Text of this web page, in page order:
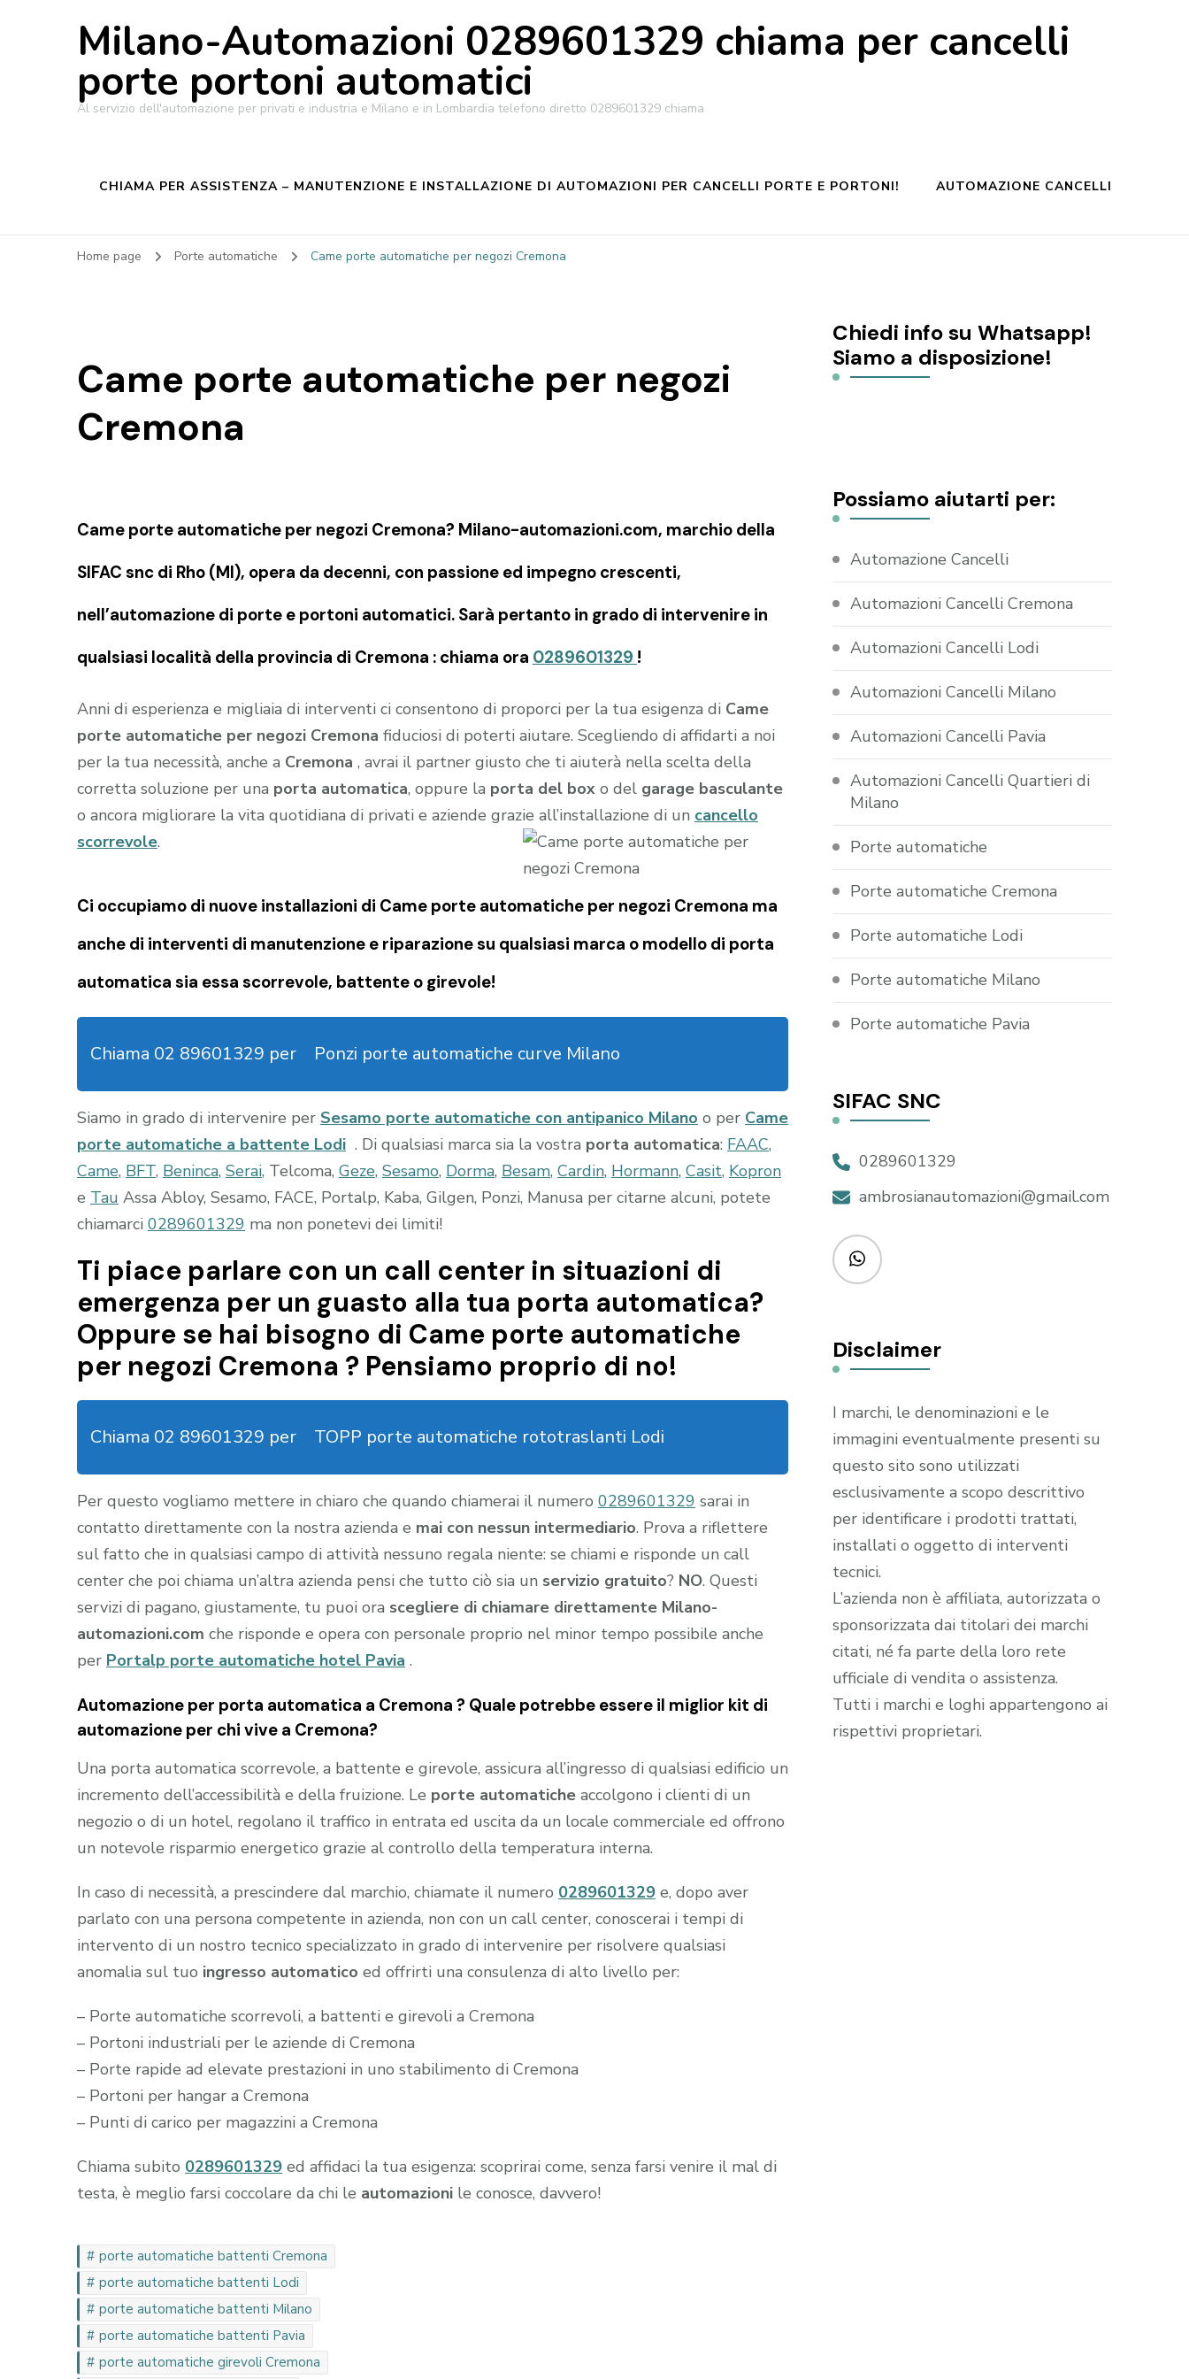
Milano-Automazioni 0289601329 chiama per cancelli
porte portoni automatici
Al servizio dell'automazione per privati e industria e Milano e in Lombardia telefono diretto 0289601329 chiama
CHIAMA PER ASSISTENZA – MANUTENZIONE E INSTALLAZIONE DI AUTOMAZIONI PER CANCELLI PORTE E PORTONI! AUTOMAZIONE CANCELLI
Home page Porte automatiche Came porte automatiche per negozi Cremona
Came porte automatiche per negozi
Cremona
Came porte automatiche per negozi Cremona? Milano-automazioni.com, marchio della
SIFAC snc di Rho (MI), opera da decenni, con passione ed impegno crescenti,
nell’automazione di porte e portoni automatici. Sarà pertanto in grado di intervenire in
qualsiasi località della provincia di Cremona : chiama ora 0289601329 !
Anni di esperienza e migliaia di interventi ci consentono di proporci per la tua esigenza di Came
porte automatiche per negozi Cremona fiduciosi di poterti aiutare. Scegliendo di affidarti a noi
per la tua necessità, anche a Cremona , avrai il partner giusto che ti aiuterà nella scelta della
corretta soluzione per una porta automatica, oppure la porta del box o del garage basculante
o ancora migliorare la vita quotidiana di privati e aziende grazie all’installazione di un cancello
scorrevole.
Ci occupiamo di nuove installazioni di Came porte automatiche per negozi Cremona ma
anche di interventi di manutenzione e riparazione su qualsiasi marca o modello di porta
automatica sia essa scorrevole, battente o girevole!
Chiama 02 89601329 per Ponzi porte automatiche curve Milano
Siamo in grado di intervenire per Sesamo porte automatiche con antipanico Milano o per Came
porte automatiche a battente Lodi . Di qualsiasi marca sia la vostra porta automatica: FAAC,
Came, BFT, Beninca, Serai, Telcoma, Geze, Sesamo, Dorma, Besam, Cardin, Hormann, Casit, Kopron
e Tau Assa Abloy, Sesamo, FACE, Portalp, Kaba, Gilgen, Ponzi, Manusa per citarne alcuni, potete
chiamarci 0289601329 ma non ponetevi dei limiti!
Ti piace parlare con un call center in situazioni di
emergenza per un guasto alla tua porta automatica?
Oppure se hai bisogno di Came porte automatiche
per negozi Cremona ? Pensiamo proprio di no!
Chiama 02 89601329 per TOPP porte automatiche rototraslanti Lodi
Per questo vogliamo mettere in chiaro che quando chiamerai il numero 0289601329 sarai in
contatto direttamente con la nostra azienda e mai con nessun intermediario. Prova a riflettere
sul fatto che in qualsiasi campo di attività nessuno regala niente: se chiami e risponde un call
center che poi chiama un’altra azienda pensi che tutto ciò sia un servizio gratuito? NO. Questi
servizi di pagano, giustamente, tu puoi ora scegliere di chiamare direttamente Milano-
automazioni.com che risponde e opera con personale proprio nel minor tempo possibile anche
per Portalp porte automatiche hotel Pavia .
Automazione per porta automatica a Cremona ? Quale potrebbe essere il miglior kit di
automazione per chi vive a Cremona?
Una porta automatica scorrevole, a battente e girevole, assicura all’ingresso di qualsiasi edificio un
incremento dell’accessibilità e della fruizione. Le porte automatiche accolgono i clienti di un
negozio o di un hotel, regolano il traffico in entrata ed uscita da un locale commerciale ed offrono
un notevole risparmio energetico grazie al controllo della temperatura interna.
In caso di necessità, a prescindere dal marchio, chiamate il numero 0289601329 e, dopo aver
parlato con una persona competente in azienda, non con un call center, conoscerai i tempi di
intervento di un nostro tecnico specializzato in grado di intervenire per risolvere qualsiasi
anomalia sul tuo ingresso automatico ed offrirti una consulenza di alto livello per:
– Porte automatiche scorrevoli, a battenti e girevoli a Cremona
– Portoni industriali per le aziende di Cremona
– Porte rapide ad elevate prestazioni in uno stabilimento di Cremona
– Portoni per hangar a Cremona
– Punti di carico per magazzini a Cremona
Chiama subito 0289601329 ed affidaci la tua esigenza: scoprirai come, senza farsi venire il mal di
testa, è meglio farsi coccolare da chi le automazioni le conosce, davvero!
porte automatiche battenti Cremona
porte automatiche battenti Lodi
porte automatiche battenti Milano
porte automatiche battenti Pavia
porte automatiche girevoli Cremona
Chiedi info su Whatsapp!
Siamo a disposizione!
Possiamo aiutarti per:
Automazione Cancelli
Automazioni Cancelli Cremona
Automazioni Cancelli Lodi
Automazioni Cancelli Milano
Automazioni Cancelli Pavia
Automazioni Cancelli Quartieri di
Milano
Porte automatiche
Porte automatiche Cremona
Porte automatiche Lodi
Porte automatiche Milano
Porte automatiche Pavia
SIFAC SNC
0289601329
ambrosianautomazioni@gmail.com
Disclaimer
I marchi, le denominazioni e le
immagini eventualmente presenti su
questo sito sono utilizzati
esclusivamente a scopo descrittivo
per identificare i prodotti trattati,
installati o oggetto di interventi
tecnici.
L’azienda non è affiliata, autorizzata o
sponsorizzata dai titolari dei marchi
citati, né fa parte della loro rete
ufficiale di vendita o assistenza.
Tutti i marchi e loghi appartengono ai
rispettivi proprietari.